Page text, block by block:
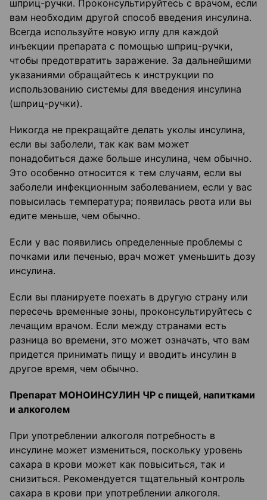
шприц-ручки. Проконсультируйтесь с врачом, если
вам необходим другой способ введения инсулина.
Всегда используйте новую иглу для каждой
инъекции препарата с помощью шприц-ручки,
чтобы предотвратить заражение. За дальнейшими
указаниями обращайтесь к инструкции по
использованию системы для введения инсулина
(шприц-ручки).
Никогда не прекращайте делать уколы инсулина,
если вы заболели, так как вам может
понадобиться даже больше инсулина, чем обычно.
Это особенно относится к тем случаям, если вы
заболели инфекционным заболеванием, если у вас
повысилась температура; появилась рвота или вы
едите меньше, чем обычно.
Если у вас появились определенные проблемы с
почками или печенью, врач может уменьшить дозу
инсулина.
Если вы планируете поехать в другую страну или
пересечь временные зоны, проконсультируйтесь с
лечащим врачом. Если между странами есть
разница во времени, это может означать, что вам
придется принимать пищу и вводить инсулин в
другое время, чем обычно.
Препарат МОНОИНСУЛИН ЧР с пищей, напитками
и алкоголем
При употреблении алкоголя потребность в
инсулине может измениться, поскольку уровень
сахара в крови может как повыситься, так и
снизиться. Рекомендуется тщательный контроль
сахара в крови при употреблении алкоголя.